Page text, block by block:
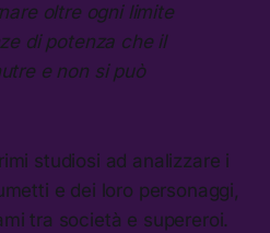
oltre ogni limite
di potenza che il
e non si può
studiosi ad analizzare i
e dei loro personaggi,
tra società e supereroi.